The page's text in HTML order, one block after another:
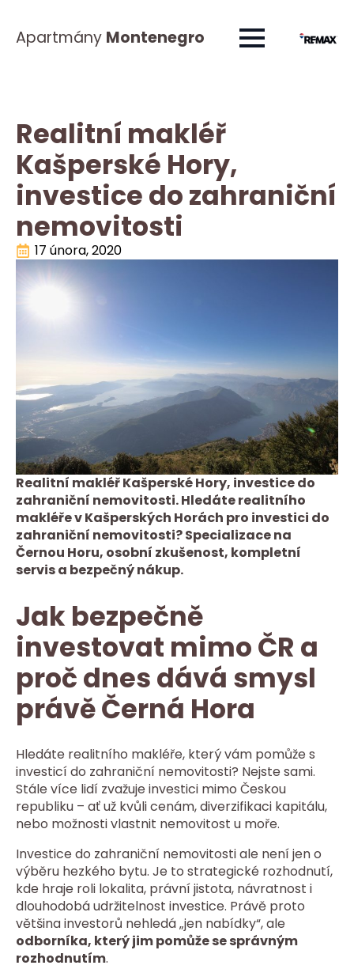
Apartmány Montenegro
Realitní makléř
Kašperské Hory,
investice do zahraniční
nemovitosti
17 února, 2020
Realitní makléř Kašperské Hory, investice do
zahraniční nemovitosti. Hledáte realitního
makléře v Kašperských Horách pro investici do
zahraniční nemovitosti? Specializace na
Černou Horu, osobní zkušenost, kompletní
servis a bezpečný nákup.
Jak bezpečně
investovat mimo ČR a
proč dnes dává smysl
právě Černá Hora
Hledáte realitního makléře, který vám pomůže s
investicí do zahraniční nemovitosti? Nejste sami.
Stále více lidí zvažuje investici mimo Českou
republiku – ať už kvůli cenám, diverzifikaci kapitálu,
nebo možnosti vlastnit nemovitost u moře.
Investice do zahraniční nemovitosti ale není jen o
výběru hezkého bytu. Je to strategické rozhodnutí,
kde hraje roli lokalita, právní jistota, návratnost i
dlouhodobá udržitelnost investice. Právě proto
většina investorů nehledá „jen nabídky“, ale
odborníka, který jim pomůže se správným
rozhodnutím.